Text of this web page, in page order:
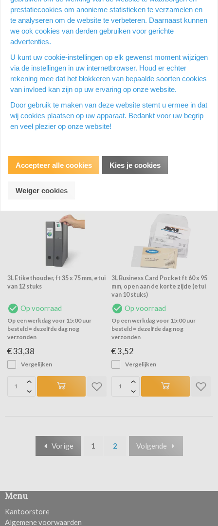
3L Etikethouder, ft 55 x 102 mm,
etui van 6 stuks
Op voorraad
Op een werkdag voor 15:00 uur
besteld = dezelfde dag nog
Vergelijken
3L Etikethouder, ft 55 x 150 mm,
etui van 6 stuks
Op voorraad
Op een werkdag voor 15:00 uur
Vergelijken
3L Etikethouder, ft 35 x 75 mm, etui
van 12 stuks
Op voorraad
Op een werkdag voor 15:00 uur
besteld = dezelfde dag nog
verzonden
€ 33,38
Vergelijken
3L Business Card Pocket ft 60 x 95
mm, open aan de korte zijde (etui
van 10 stuks)
Op voorraad
Op een werkdag voor 15:00 uur
besteld = dezelfde dag nog
verzonden
€ 3,52
Vergelijken
Vorige 1 2 Volgende
Menu
Kantoorstore
Algemene voorwaarden
prestatiecookies om anonieme statistieken te verzamelen en
te analyseren om de website te verbeteren. Daarnaast kunnen
we ook cookies van derden gebruiken voor gerichte
advertenties.
U kunt uw cookie-instellingen op elk gewenst moment wijzigen
via de instellingen in uw internetbrowser. Houd er echter
rekening mee dat het blokkeren van bepaalde soorten cookies
van invloed kan zijn op uw ervaring op onze website.
Door gebruik te maken van deze website stemt u ermee in dat
wij cookies plaatsen op uw apparaat. Bedankt voor uw begrip
en veel plezier op onze website!
Accepteer alle cookies Kies je cookies
Weiger cookies